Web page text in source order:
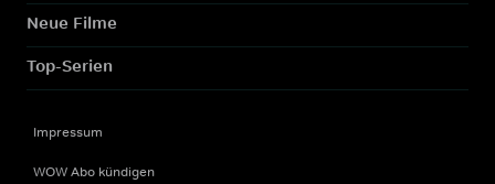
Neue Filme
Top-Serien
Impressum
WOW Abo kündigen